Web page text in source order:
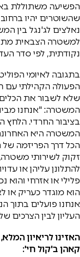
הפשיעה משתוללת
שהשוטרים יהיו
נאלצים לג'נגל בין
למשטרה הצבאית
נקודתית, לפי סדר
בתגובה לאיומי
הפעולה הקהילתי עם
שלא לשבור את הכלים,
המשטרה: "אנחנו
בציבור החרדי. הלחץ
המשטרה היא
הכל דרך הפריזמה של
זקוק לשירותי
להתלונן עליהן או
פלילי או אזרחי
הוא מוגדר כעריק או
אנחנו פועלים בתוך
העליון לבין הצרכים
האזינו לריאיון
קאהן ב'קול חי':